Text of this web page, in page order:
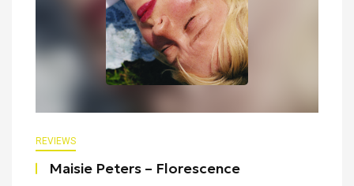
REVIEWS
Maisie Peters – Florescence